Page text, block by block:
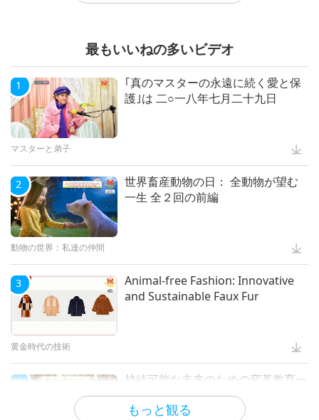
Mindful Breathing and
Meditation
ヘルシーライフ
最もいいねの多いビデオ
もっと観る
1
｢真のマスターの永遠に続く愛と保
護｣は 二○一八年七月二十九日
マスターと弟子
2
世界畜産動物の日： 全動物が望む
一生 全２回の前編
動物の世界：私達の仲間
3
Animal-free Fashion: Innovative
and Sustainable Faux Fur
黄金時代の技術
4
持続可能な未来のための変革教育ー
ビーガンの学校給食の選択肢 全二
回の前編